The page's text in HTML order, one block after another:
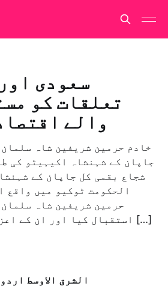
سعودی
تعلقات کو
والے
خادم حرمین شریفین شاہ
جاپان کے شہنشاہ اکیہیٹو کی
شجاع بقمی کل جاپان کے
الحکومت ٹوکیو میں واقع
حرمین شریفین شاہ
استقبال کیا اور ان کے اعزاز میں گلدستہ کی […]
الشرق الاوسط